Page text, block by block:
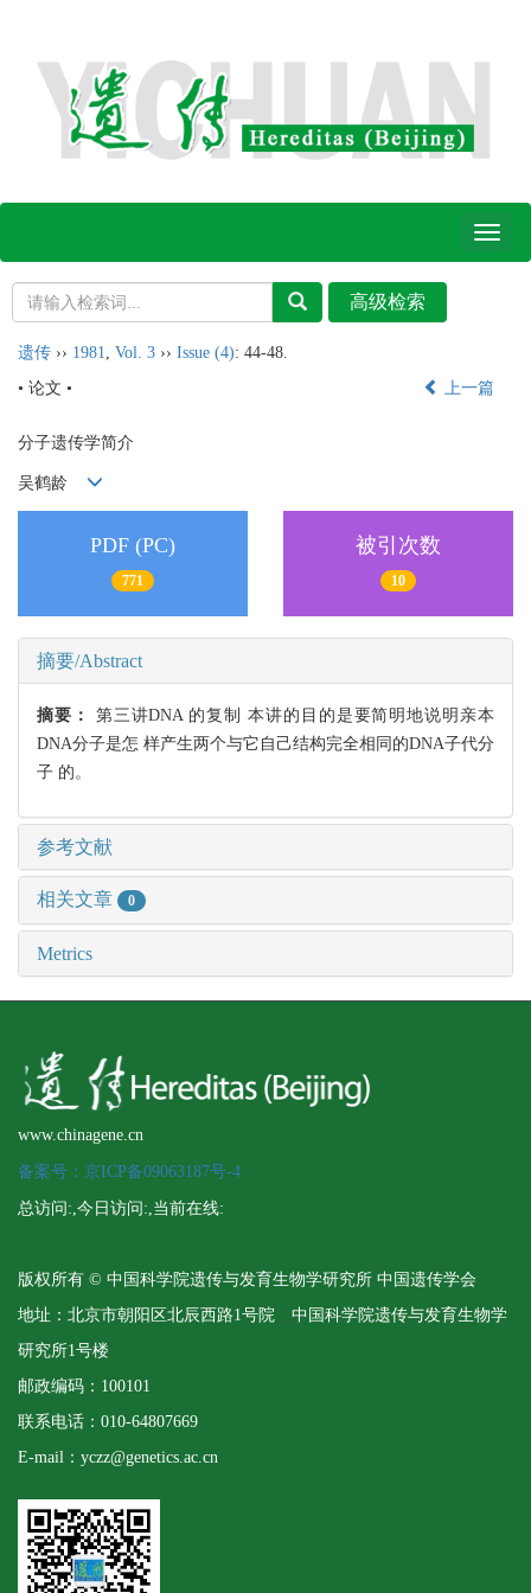
Toggle
遗传 ›› 1981 Vol. 3 ›› Issue (4): 44-48.
• 论文 •
上一篇
分子遗传学简介
吴鹤龄
PDF (PC)
771
被引次数
10
摘要/Abstract
摘要： 第三讲DNA 的复制 本讲的目的是要简明地说明亲本
DNA分子是怎 样产生两个与它自己结构完全相同的DNA子代分
子 的。
参考文献
相关文章 0
Metrics
www.chinagene.cn
备案号：京ICP备09063187号-4
总访问: ,今日访问: ,当前在线:
版权所有 © 中国科学院遗传与发育生物学研究所 中国遗传学会
地址：北京市朝阳区北辰西路1号院 中国科学院遗传与发育生物学
研究所1号楼
邮政编码：100101
联系电话：010-64807669
E-mail：yczz@genetics.ac.cn